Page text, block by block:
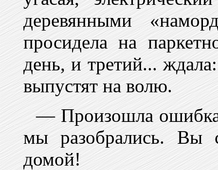
деревянными
просидела на
день, и третий...
выпустят на волю.
— Произошла
мы разобрались. Вы
домой!